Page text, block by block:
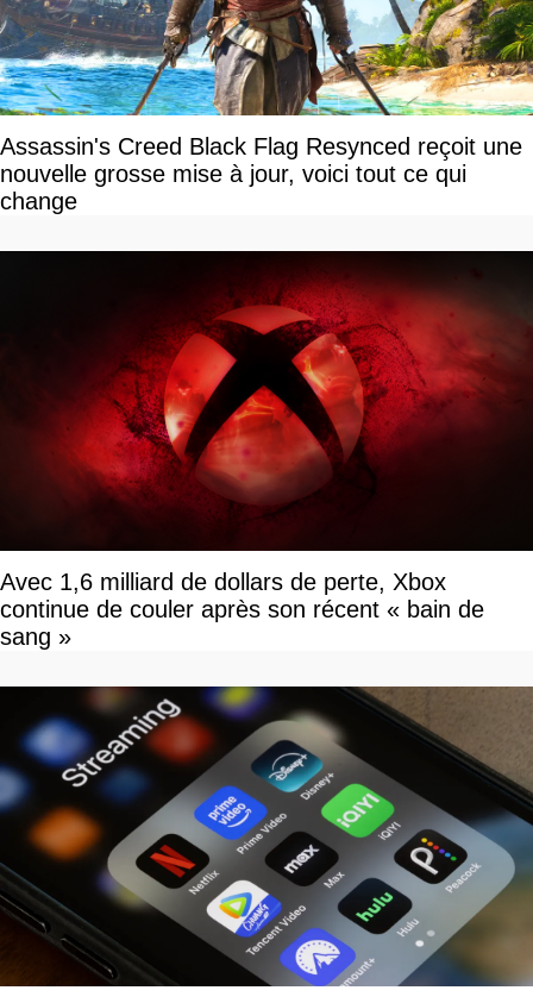
Assassin's Creed Black Flag Resynced reçoit une
nouvelle grosse mise à jour, voici tout ce qui
change
Avec 1,6 milliard de dollars de perte, Xbox
continue de couler après son récent « bain de
sang »